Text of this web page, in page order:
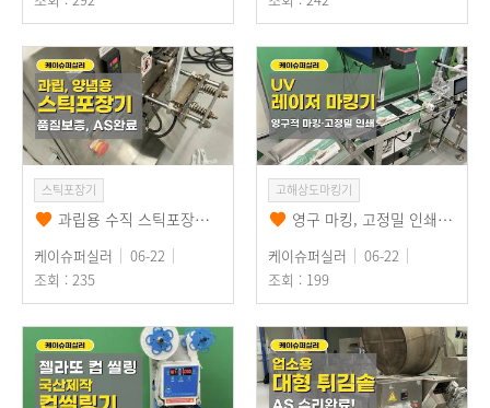
스틱포장기
과립용 수직 스틱포장기 수리완료! 식품용 수직삼면포장기 품질보증도 확실하게!
케이슈퍼실러
06-22
조회 : 235
고해상도마킹기
영구 마킹, 고정밀 인쇄를 위한 UV 레이저 마킹기, 산업용 UV프린터
케이슈퍼실러
06-22
조회 : 199